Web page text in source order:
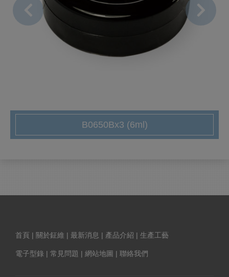
B0650Bx3 (6ml)
首頁 | 關於鉦維 | 最新消息 | 產品介紹 | 生產工藝
電子型錄 | 常見問題 | 網站地圖 | 聯絡我們